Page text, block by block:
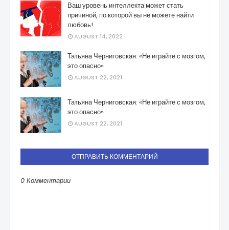
Ваш уровень интеллекта может стать
причиной, по которой вы не можете найти
любовь!
AUGUST 14, 2022
Татьяна Черниговская: «Не играйте с мозгом,
это опасно»
AUGUST 22, 2021
Татьяна Черниговская: «Не играйте с мозгом,
это опасно»
AUGUST 22, 2021
ОТПРАВИТЬ КОММЕНТАРИЙ
0 Комментарии